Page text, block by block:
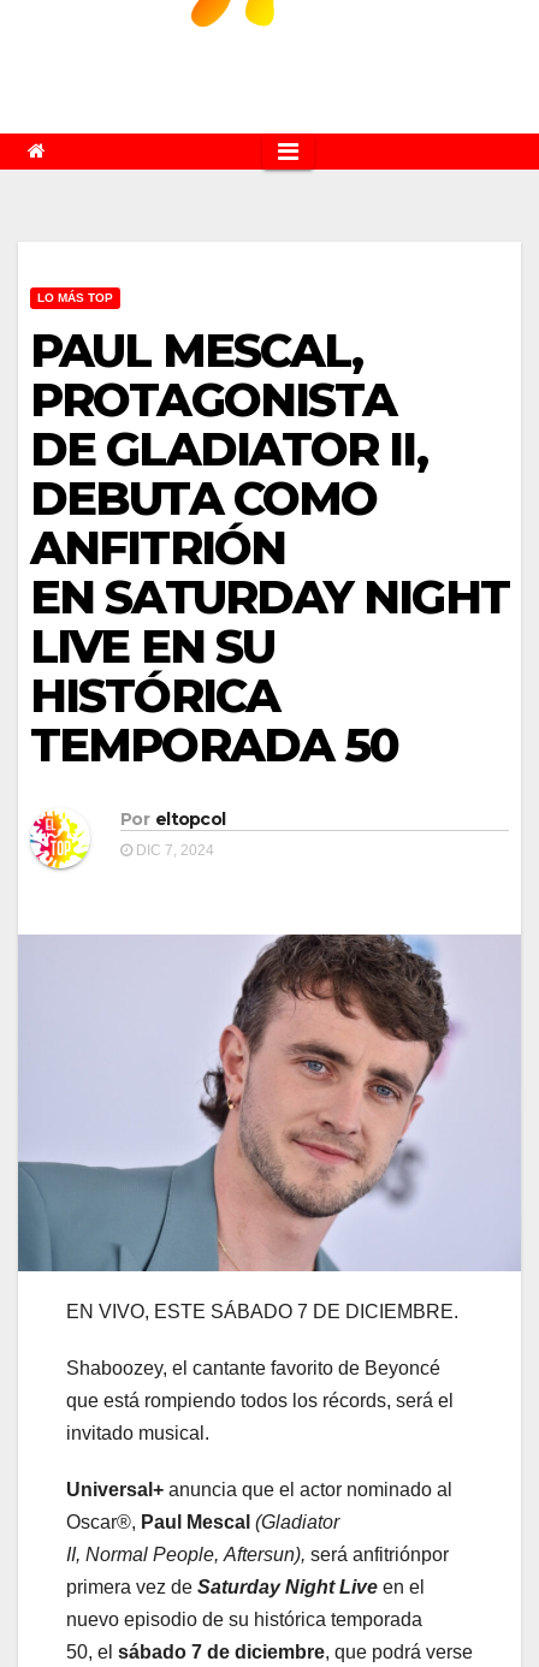
LO MÁS TOP
PAUL MESCAL,
PROTAGONISTA
DE GLADIATOR II,
DEBUTA COMO
ANFITRIÓN
EN SATURDAY NIGHT
LIVE EN SU
HISTÓRICA
TEMPORADA 50
Por eltopcol
DIC 7, 2024
EN VIVO, ESTE SÁBADO 7 DE DICIEMBRE.
Shaboozey, el cantante favorito de Beyoncé
que está rompiendo todos los récords, será el
invitado musical.
Universal+ anuncia que el actor nominado al
Oscar®, Paul Mescal (Gladiator
II, Normal People, Aftersun), será anfitriónpor
primera vez de Saturday NightLive en el
nuevo episodio de su histórica temporada
50, el sábado 7 de diciembre, que podrá verse